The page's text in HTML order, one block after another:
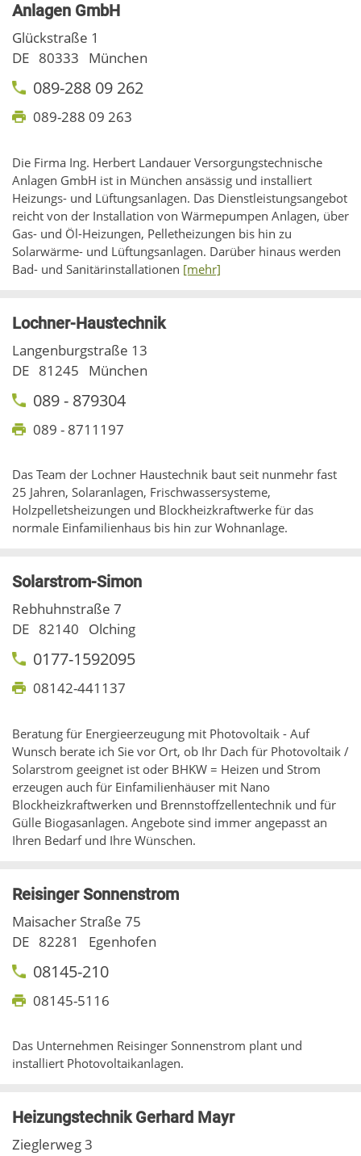
Anlagen GmbH
Glückstraße 1
DE 80333 München
089-288 09 262
089-288 09 263
Die Firma Ing. Herbert Landauer Versorgungstechnische
Anlagen GmbH ist in München ansässig und installiert
Heizungs- und Lüftungsanlagen. Das Dienstleistungsangebot
reicht von der Installation von Wärmepumpen Anlagen, über
Gas- und Öl-Heizungen, Pelletheizungen bis hin zu
Solarwärme- und Lüftungsanlagen. Darüber hinaus werden
Bad- und Sanitärinstallationen [mehr]
Lochner-Haustechnik
Langenburgstraße 13
DE 81245 München
089 - 879304
089 - 8711197
Das Team der Lochner Haustechnik baut seit nunmehr fast
25 Jahren, Solaranlagen, Frischwassersysteme,
Holzpelletsheizungen und Blockheizkraftwerke für das
normale Einfamilienhaus bis hin zur Wohnanlage.
Solarstrom-Simon
Rebhuhnstraße 7
DE 82140 Olching
0177-1592095
08142-441137
Beratung für Energieerzeugung mit Photovoltaik - Auf
Wunsch berate ich Sie vor Ort, ob Ihr Dach für Photovoltaik /
Solarstrom geeignet ist oder BHKW = Heizen und Strom
erzeugen auch für Einfamilienhäuser mit Nano
Blockheizkraftwerken und Brennstoffzellentechnik und für
Gülle Biogasanlagen. Angebote sind immer angepasst an
Ihren Bedarf und Ihre Wünschen.
Reisinger Sonnenstrom
Maisacher Straße 75
DE 82281 Egenhofen
08145-210
08145-5116
Das Unternehmen Reisinger Sonnenstrom plant und
installiert Photovoltaikanlagen.
Heizungstechnik Gerhard Mayr
Zieglerweg 3